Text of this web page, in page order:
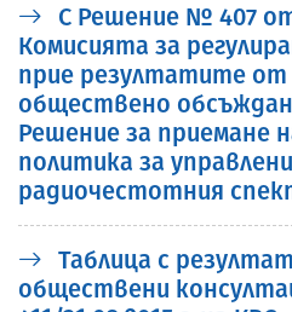
С Решение № 407 от
Комисията за
прие резултатите
обществено
Решение за приемане
политика за
радиочестотния
Таблица с
обществени